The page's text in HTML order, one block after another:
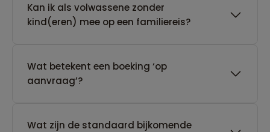
Kan ik als volwassene zonder
kind(eren) mee op een familiereis?
Wat betekent een boeking ‘op
aanvraag’?
Wat zijn de standaard bijkomende